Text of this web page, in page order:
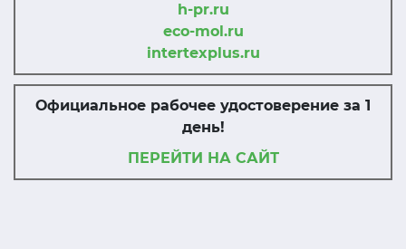
h-pr.ru
eco-mol.ru
intertexplus.ru
Официальное рабочее удостоверение за 1
день!
ПЕРЕЙТИ НА САЙТ